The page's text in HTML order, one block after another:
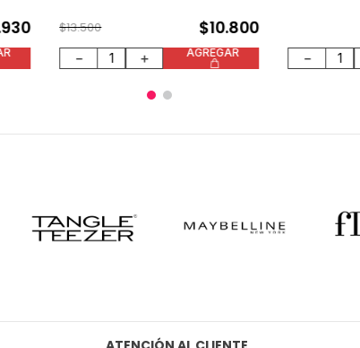
930 $13.500 $10.800
＋
－ AGREGAR －